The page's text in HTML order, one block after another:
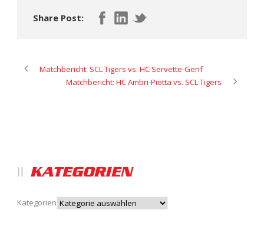
Share Post:
Matchbericht: SCL Tigers vs. HC Servette-Genf
Matchbericht: HC Ambri-Piotta vs. SCL Tigers
KATEGORIEN
Kategorien